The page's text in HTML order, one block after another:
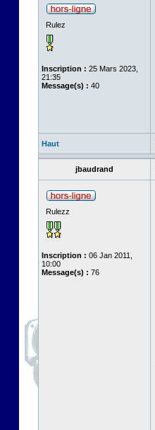
Rulez
Inscription : 25 Mars 2023,
21:35
Message(s) : 40
Haut
jbaudrand
Rulezz
Inscription : 06 Jan 2011,
10:00
Message(s) : 76